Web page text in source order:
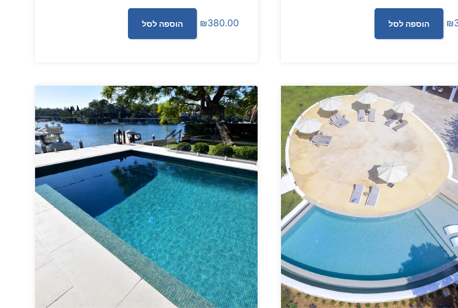
₪ הוספה לסל ₪380.00 הוספה לסל